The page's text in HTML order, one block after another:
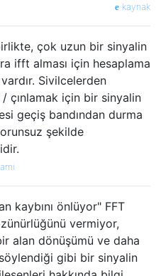
kaynak
çok uzun bir sinyalin
ifft alması için hesaplama
Sivilcelerden
/ çınlamak için bir sinyalin
geçiş bandından durma
şekilde
kaybını önlüyor" FFT
vermiyor,
alan dönüşümü ve daha
gibi bir sinyalin